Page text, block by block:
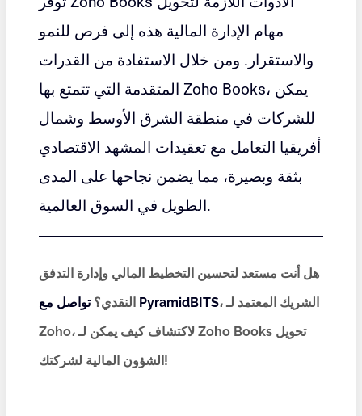
مهام الإدارة المالية هذه إلى فرص للنمو
والاستقرار. ومن خلال الاستفادة من القدرات
المتقدمة التي تتمتع بها Zoho Books، يمكن
للشركات في منطقة الشرق الأوسط وشمال
أفريقيا التعامل مع تعقيدات المشهد الاقتصادي
بثقة وبصيرة، مما يضمن نجاحها على المدى
الطويل في السوق العالمية.
هل أنت مستعد لتحسين التخطيط المالي وإدارة التدفق
النقدي؟ تواصل مع PyramidBITS، الشريك المعتمد لـ
Zoho، لاكتشاف كيف يمكن لـ Zoho Books تحويل
الشؤون المالية لشركتك!